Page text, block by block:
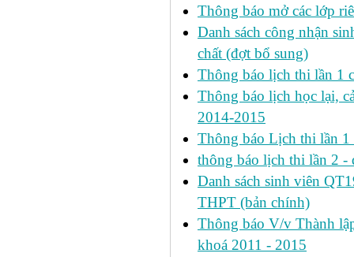
Thông báo mở các lớp
Danh sách công nhận
chất (đợt bổ sung)
Thông báo lịch thi lần 1
Thông báo lịch học lại,
2014-2015
Thông báo Lịch thi lần
thông báo lịch thi lần 2 -
Danh sách sinh viên
THPT (bản chính)
Thông báo V/v Thành
khoá 2011 - 2015